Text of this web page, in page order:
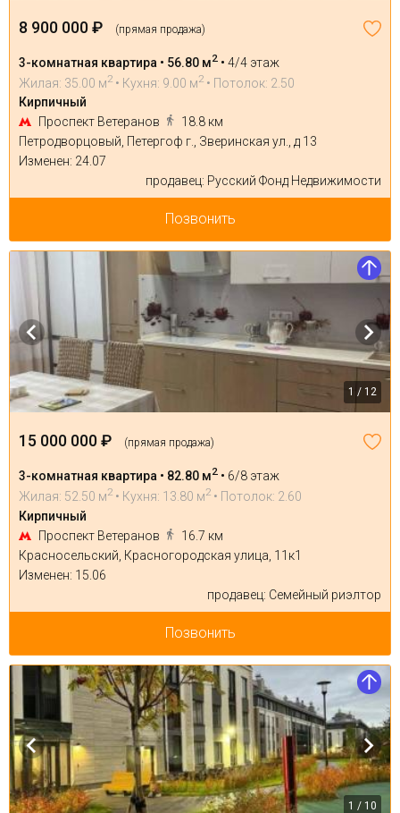
8 900 000 ₽ (прямая продажа)
3-комнатная квартира • 56.80 м2 • 4/4 этаж
Жилая: 35.00 м2 • Кухня: 9.00 м2 • Потолок: 2.50
Кирпичный
Проспект Ветеранов
18.8 км
Петродворцовый, Петергоф г., Зверинская ул., д 13
Изменен: 24.07
продавец: Русский Фонд Недвижимости
Позвонить
1 / 12
15 000 000 ₽ (прямая продажа)
3-комнатная квартира • 82.80 м2 • 6/8 этаж
Жилая: 52.50 м2 • Кухня: 13.80 м2 • Потолок: 2.60
Кирпичный
Проспект Ветеранов
16.7 км
Красносельский, Красногородская улица, 11к1
Изменен: 15.06
продавец: Семейный риэлтор
Позвонить
1 / 10